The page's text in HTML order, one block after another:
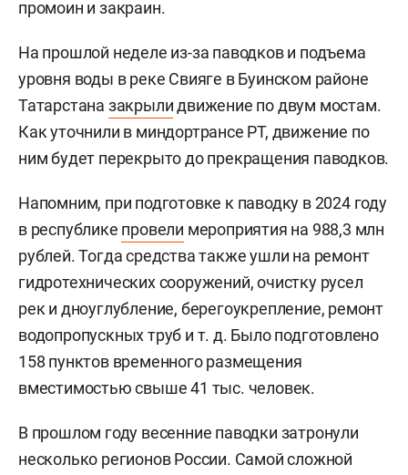
промоин и закраин.
На прошлой неделе из-за паводков и подъема
уровня воды в реке Свияге в Буинском районе
Татарстана закрылидвижение по двум мостам.
Как уточнили в миндортрансе РТ, движение по
ним будет перекрыто до прекращения паводков.
Напомним, при подготовке к паводку в 2024 году
в республике провели мероприятия на 988,3 млн
рублей. Тогда средства также ушли на ремонт
гидротехнических сооружений, очистку русел
рек и дноуглубление, берегоукрепление, ремонт
водопропускных труб и т. д. Было подготовлено
158 пунктов временного размещения
вместимостью свыше 41 тыс. человек.
В прошлом году весенние паводки затронули
несколько регионов России. Самой сложной